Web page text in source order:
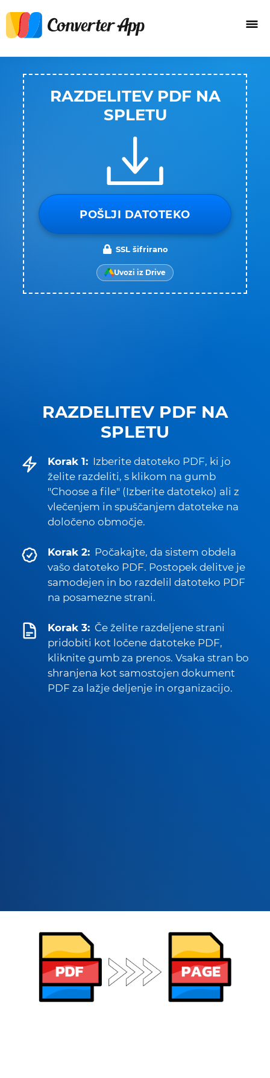
RAZDELITEV PDF NA
SPLETU
Korak 1: Izberite datoteko PDF, ki jo
želite razdeliti, s klikom na gumb
"Choose a file" (Izberite datoteko) ali z
vlečenjem in spuščanjem datoteke na
določeno območje.
Korak 2: Počakajte, da sistem obdela
vašo datoteko PDF. Postopek delitve je
samodejen in bo razdelil datoteko PDF
na posamezne strani.
Korak 3: Če želite razdeljene strani
pridobiti kot ločene datoteke PDF,
kliknite gumb za prenos. Vsaka stran bo
shranjena kot samostojen dokument
PDF za lažje deljenje in organizacijo.
RAZDELITEV PDF NA
SPLETU
POŠLJI DATOTEKO
SSL šifrirano
Uvozi iz Drive